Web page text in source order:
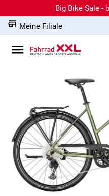
Big Bike Sale -
Meine Filiale